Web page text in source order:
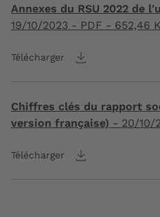
Annexes du RSU 2022 de
19/10/2023 - PDF - 652,46
Télécharger
Chiffres clés du rapport
version française) - 20/10/
Télécharger